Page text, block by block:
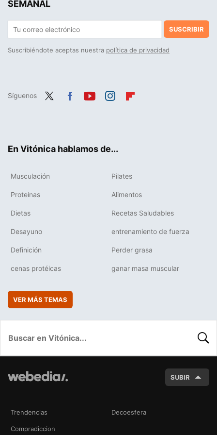
SEMANAL
SUSCRIBIR
Suscribiéndote aceptas nuestra política de privacidad
Síguenos
En Vitónica hablamos de...
Musculación Pilates
Proteínas Alimentos
Dietas Recetas Saludables
Desayuno entrenamiento de fuerza
Definición Perder grasa
cenas protéicas ganar masa muscular
VER MÁS TEMAS
SUBIR
Trendencias Decoesfera
Compradiccion